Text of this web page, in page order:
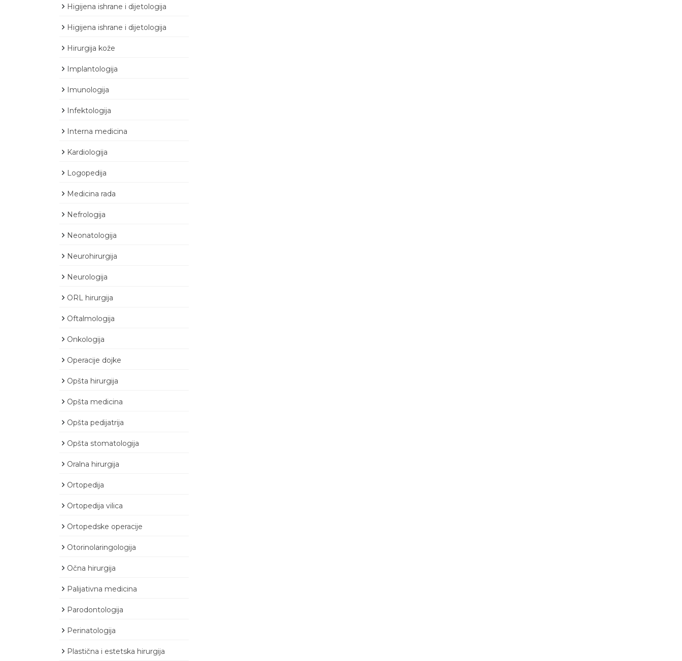
Higijena ishrane i dijetologija
Higijena ishrane i dijetologija
Hirurgija kože
Implantologija
Imunologija
Infektologija
Interna medicina
Kardiologija
Logopedija
Medicina rada
Nefrologija
Neonatologija
Neurohirurgija
Neurologija
ORL hirurgija
Oftalmologija
Onkologija
Operacije dojke
Opšta hirurgija
Opšta medicina
Opšta pedijatrija
Opšta stomatologija
Oralna hirurgija
Ortopedija
Ortopedija vilica
Ortopedske operacije
Otorinolaringologija
Očna hirurgija
Palijativna medicina
Parodontologija
Perinatologija
Plastična i estetska hirurgija